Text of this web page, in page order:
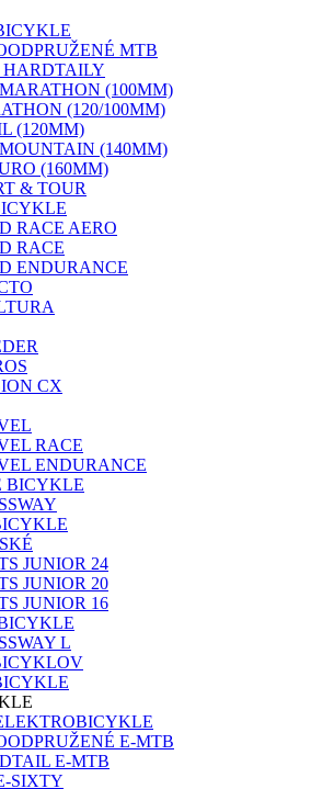
MTB
(100MM)
(120/100MM)
(120MM)
(140MM)
(160MM)
& TOUR
RACE AERO
RACE
ENDURANCE
CX
RACE
ENDURANCE
BICYKLE
JUNIOR 24
JUNIOR 20
JUNIOR 16
L
E-MTB
E-MTB
SIXTY